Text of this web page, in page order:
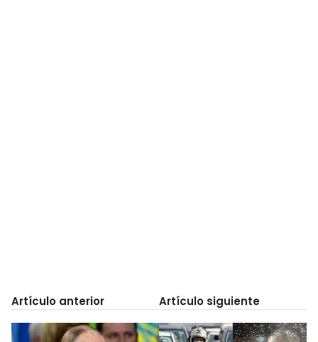
Artículo anterior Artículo siguiente